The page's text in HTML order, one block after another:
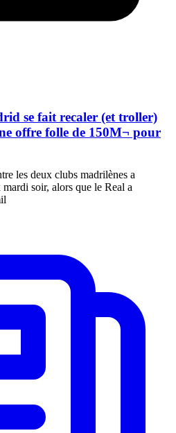
se fait recaler (et troller)
offre folle de 150M¬ pour
les deux clubs madrilènes a
soir, alors que le Real a